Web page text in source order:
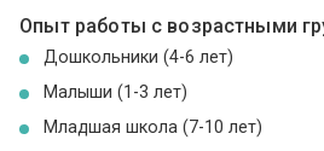
Опыт работы с возрастными
Дошкольники (4-6 лет)
Малыши (1-3 лет)
Младшая школа (7-10 лет)